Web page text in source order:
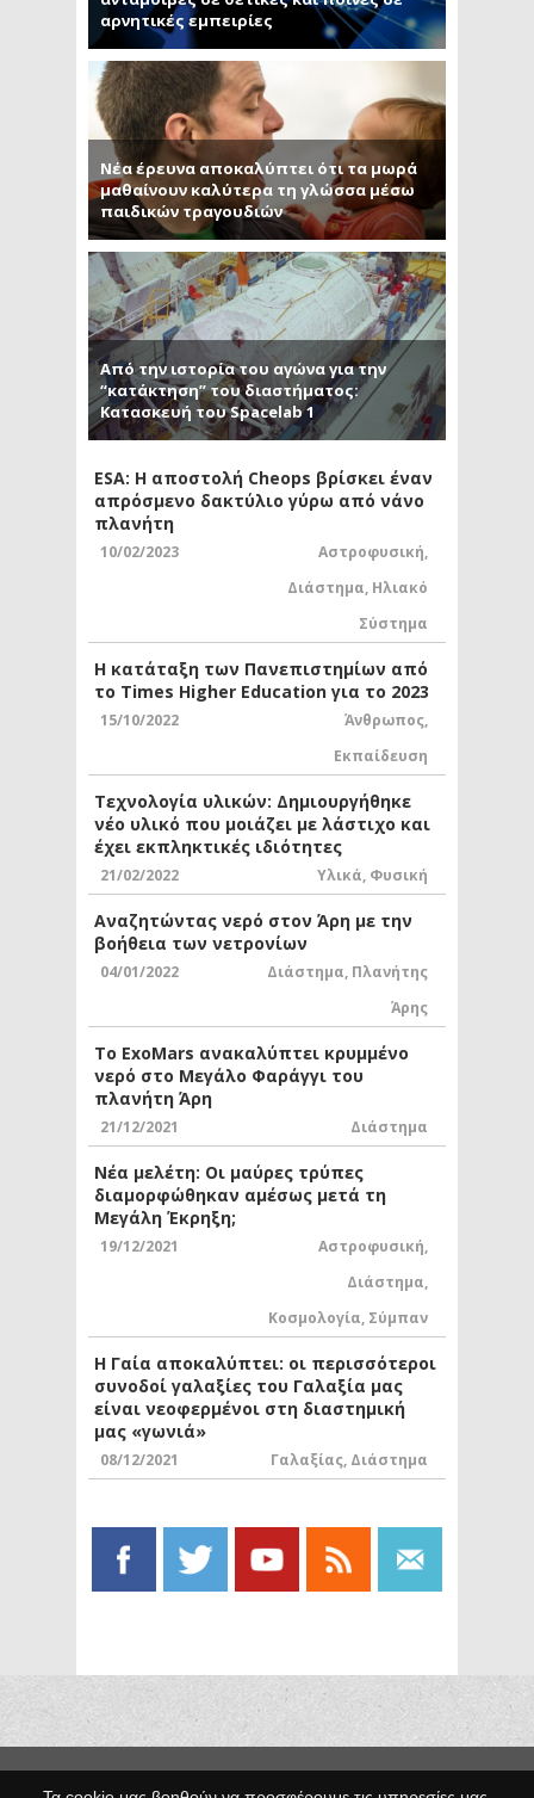
αρνητικές εμπειρίες
Νέα έρευνα αποκαλύπτει ότι τα μωρά
μαθαίνουν καλύτερα τη γλώσσα μέσω
παιδικών τραγουδιών
Από την ιστορία του αγώνα για την
“κατάκτηση” του διαστήματος:
Κατασκευή του Spacelab 1
ESA: Η αποστολή Cheops βρίσκει έναν
απρόσμενο δακτύλιο γύρω από νάνο
πλανήτη
10/02/2023 Αστροφυσική,
Διάστημα, Ηλιακό
Σύστημα
Η κατάταξη των Πανεπιστημίων από
το Times Higher Education για το 2023
15/10/2022 Άνθρωπος,
Εκπαίδευση
Τεχνολογία υλικών: Δημιουργήθηκε
νέο υλικό που μοιάζει με λάστιχο και
έχει εκπληκτικές ιδιότητες
21/02/2022 Υλικά, Φυσική
Αναζητώντας νερό στον Άρη με την
βοήθεια των νετρονίων
04/01/2022 Διάστημα, Πλανήτης
Άρης
Το ExoMars ανακαλύπτει κρυμμένο
νερό στο Μεγάλο Φαράγγι του
πλανήτη Άρη
21/12/2021 Διάστημα
Νέα μελέτη: Οι μαύρες τρύπες
διαμορφώθηκαν αμέσως μετά τη
Μεγάλη Έκρηξη;
19/12/2021 Αστροφυσική,
Διάστημα,
Κοσμολογία, Σύμπαν
Η Γαία αποκαλύπτει: οι περισσότεροι
συνοδοί γαλαξίες του Γαλαξία μας
είναι νεοφερμένοι στη διαστημική
μας «γωνιά»
08/12/2021 Γαλαξίας, Διάστημα